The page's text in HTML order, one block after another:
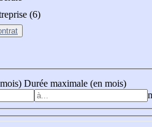
(6)
Durée maximale (en mois)